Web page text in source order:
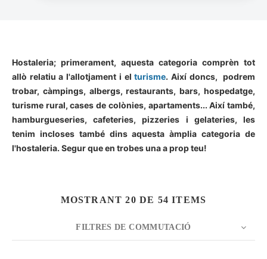
Hostaleria; primerament, aquesta categoria comprèn tot
allò relatiu a l'allotjament i elturisme. Així doncs, podrem
trobar, càmpings, albergs,restaurants,bars, hospedatge,
turisme rural, cases de colònies, apartaments... Així també,
hamburgueseries,cafeteries, pizzeries i gelateries, les
tenim incloses també dins aquesta àmplia categoria de
l'hostaleria. Segur que en trobes una a prop teu!
MOSTRANT 20 DE 54 ITEMS
FILTRES DE COMMUTACIÓ